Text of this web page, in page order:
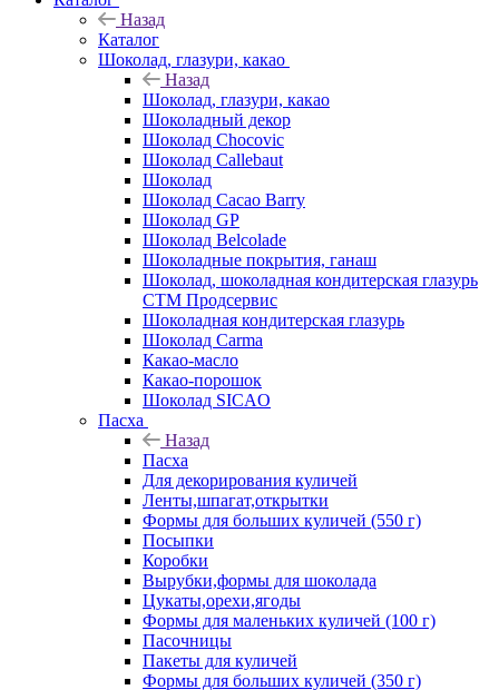
Назад
Каталог
Шоколад, глазури, какао
Назад
Шоколад, глазури, какао
Шоколадный декор
Шоколад Chocovic
Шоколад Callebaut
Шоколад
Шоколад Cacao Barry
Шоколад GP
Шоколад Belcolade
Шоколадные покрытия, ганаш
Шоколад, шоколадная кондитерская глазурь
СТМ Продсервис
Шоколадная кондитерская глазурь
Шоколад Carma
Какао-масло
Какао-порошок
Шоколад SICAO
Пасха
Назад
Пасха
Для декорирования куличей
Ленты,шпагат,открытки
Формы для больших куличей (550 г)
Посыпки
Коробки
Вырубки,формы для шоколада
Цукаты,орехи,ягоды
Формы для маленьких куличей (100 г)
Пасочницы
Пакеты для куличей
Формы для больших куличей (350 г)